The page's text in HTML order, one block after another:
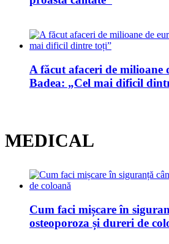
A făcut afaceri de milioane
Badea: „Cel mai dificil
MEDICAL
Cum faci mișcare în
osteoporoza și dureri de